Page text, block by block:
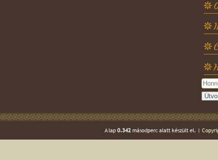
A lap 0.342másodperc alatt készült el. |